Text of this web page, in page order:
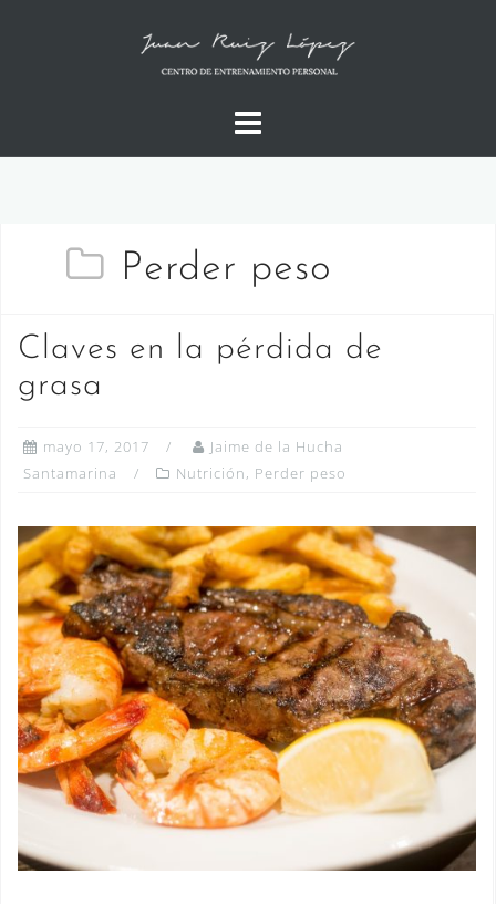
Perder peso
Claves en la pérdida de
grasa
mayo 17, 2017
Jaime de la Hucha
Santamarina
Nutrición, Perder peso